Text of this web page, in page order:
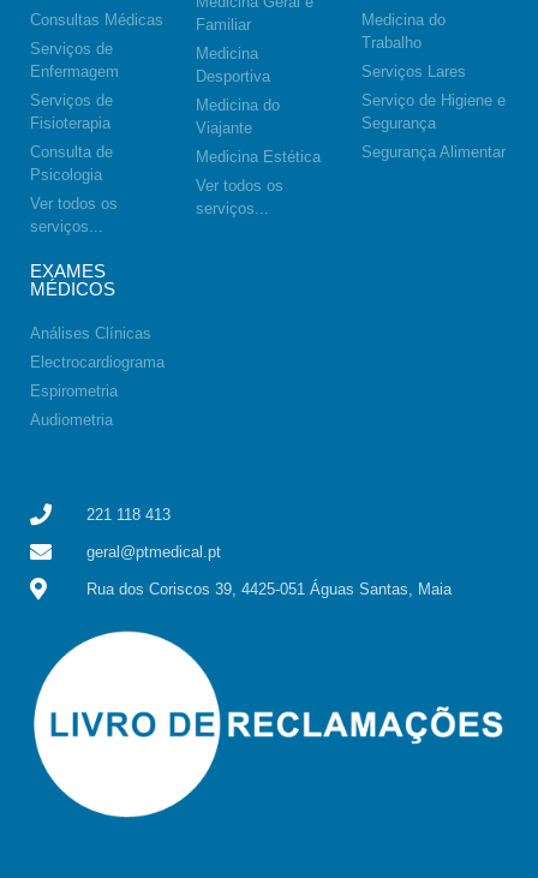
Consultas Médicas
Serviços de
Enfermagem
Serviços de
Fisioterapia
Consulta de
Psicologia
Ver todos os
serviços...
Familiar
Medicina
Desportiva
Medicina do
Viajante
Medicina Estética
Ver todos os
serviços...
Medicina do
Trabalho
Serviços Lares
Serviço de Higiene e
Segurança
Segurança Alimentar
EXAMES
MÉDICOS
Análises Clínicas
Electrocardiograma
Espirometria
Audiometria
221 118 413
geral@ptmedical.pt
Rua dos Coriscos 39, 4425-051 Águas Santas, Maia